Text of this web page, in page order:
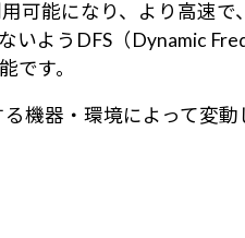
可能になり、より高速
いようDFS（Dynamic
です。
機器・環境によって変動